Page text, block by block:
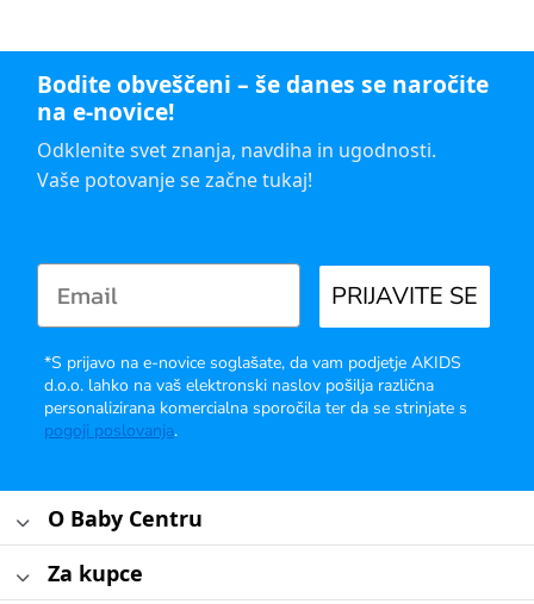
Bodite obveščeni – še danes se naročite
na e-novice!
Odklenite svet znanja, navdiha in ugodnosti.
Vaše potovanje se začne tukaj!
PRIJAVITE SE
*S prijavo na e-novice soglašate, da vam podjetje AKIDS
d.o.o. lahko na vaš elektronski naslov pošilja različna
personalizirana komercialna sporočila ter da se strinjate s
pogoji poslovanja.
O Baby Centru
Za kupce